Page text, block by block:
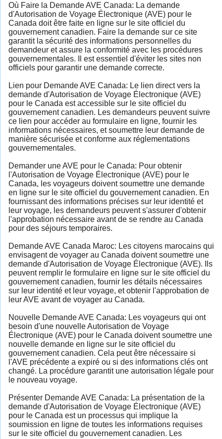
Où Faire la Demande AVE Canada: La demande
d'Autorisation de Voyage Électronique (AVE) pour le
Canada doit être faite en ligne sur le site officiel du
gouvernement canadien. Faire la demande sur ce site
garantit la sécurité des informations personnelles du
demandeur et assure la conformité avec les procédures
gouvernementales. Il est essentiel d'éviter les sites non
officiels pour garantir une demande correcte.
Lien pour Demande AVE Canada: Le lien direct vers la
demande d'Autorisation de Voyage Électronique (AVE)
pour le Canada est accessible sur le site officiel du
gouvernement canadien. Les demandeurs peuvent suivre
ce lien pour accéder au formulaire en ligne, fournir les
informations nécessaires, et soumettre leur demande de
manière sécurisée et conforme aux réglementations
gouvernementales.
Demander une AVE pour le Canada: Pour obtenir
l'Autorisation de Voyage Électronique (AVE) pour le
Canada, les voyageurs doivent soumettre une demande
en ligne sur le site officiel du gouvernement canadien. En
fournissant des informations précises sur leur identité et
leur voyage, les demandeurs peuvent s'assurer d'obtenir
l'approbation nécessaire avant de se rendre au Canada
pour des séjours temporaires.
Demande AVE Canada Maroc: Les citoyens marocains qui
envisagent de voyager au Canada doivent soumettre une
demande d'Autorisation de Voyage Électronique (AVE). Ils
peuvent remplir le formulaire en ligne sur le site officiel du
gouvernement canadien, fournir les détails nécessaires
sur leur identité et leur voyage, et obtenir l'approbation de
leur AVE avant de voyager au Canada.
Nouvelle Demande AVE Canada: Les voyageurs qui ont
besoin d'une nouvelle Autorisation de Voyage
Électronique (AVE) pour le Canada doivent soumettre une
nouvelle demande en ligne sur le site officiel du
gouvernement canadien. Cela peut être nécessaire si
l'AVE précédente a expiré ou si des informations clés ont
changé. La procédure garantit une autorisation légale pour
le nouveau voyage.
Présenter Demande AVE Canada: La présentation de la
demande d'Autorisation de Voyage Électronique (AVE)
pour le Canada est un processus qui implique la
soumission en ligne de toutes les informations requises
sur le site officiel du gouvernement canadien. Les